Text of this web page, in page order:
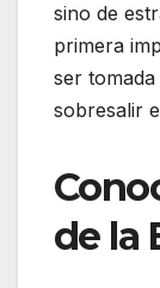
sino de
primera
ser
sobresalir
de la